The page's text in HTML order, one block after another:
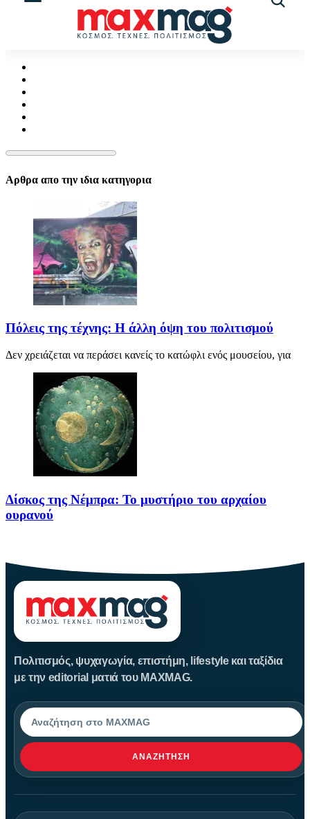
Αρθρα απο την ιδια κατηγορια
Πόλεις της τέχνης: Η άλλη όψη του πολιτισμού
Δεν χρειάζεται να περάσει κανείς το κατώφλι ενός μουσείου, για
Δίσκος της Νέμπρα: Το μυστήριο του αρχαίου
ουρανού
Πολιτισμός, ψυχαγωγία, επιστήμη, lifestyle και ταξίδια
με την editorial ματιά του MAXMAG.
Αναζήτηση
ΑΝΑΖΉΤΗΣΗ